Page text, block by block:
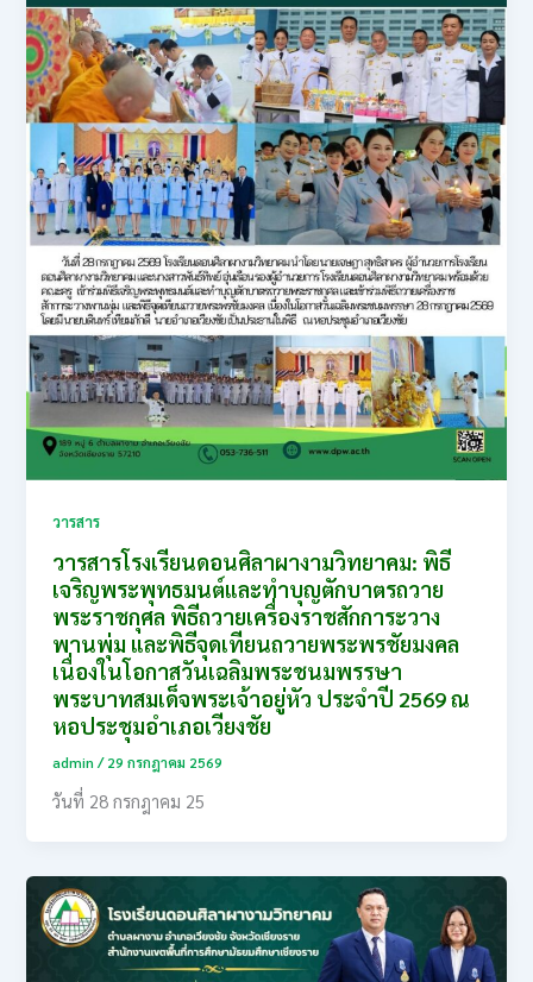
วารสาร
วารสารโรงเรียนดอนศิลาผางามวิทยาคม: พิธี
เจริญพระพุทธมนต์และทำบุญตักบาตรถวาย
พระราชกุศล พิธีถวายเครื่องราชสักการะวาง
พานพุ่ม และพิธีจุดเทียนถวายพระพรชัยมงคล
เนื่องในโอกาสวันเฉลิมพระชนมพรรษา
พระบาทสมเด็จพระเจ้าอยู่หัว ประจำปี 2569 ณ
หอประชุมอำเภอเวียงชัย
admin/29 กรกฎาคม 2569
วันที่ 28 กรกฎาคม 25